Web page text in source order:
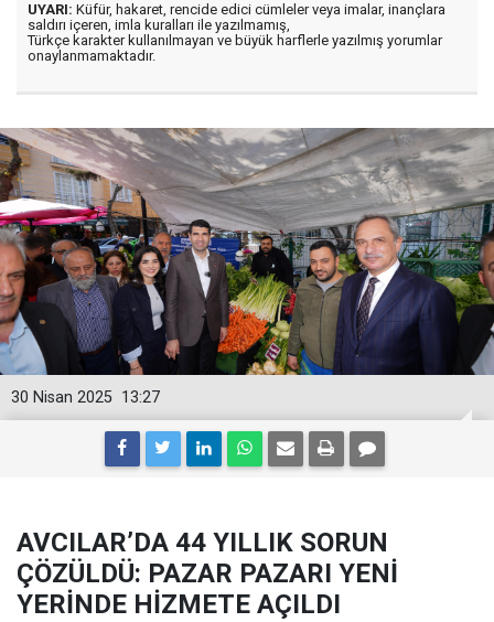
UYARI: Küfür, hakaret, rencide edici cümleler veya imalar, inançlara
saldırı içeren, imla kuralları ile yazılmamış,
Türkçe karakter kullanılmayan ve büyük harflerle yazılmış yorumlar
onaylanmamaktadır.
13:27
30 Nisan 2025
AVCILAR’DA 44 YILLIK SORUN
ÇÖZÜLDÜ: PAZAR PAZARI YENİ
YERİNDE HİZMETE AÇILDI